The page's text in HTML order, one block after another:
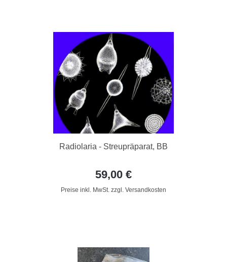
Radiolaria - Streupräparat, BB
59,00 €
Preise inkl. MwSt. zzgl. Versandkosten